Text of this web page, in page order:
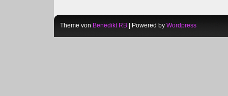
Theme von Benedikt RB | Powered by Wordpress